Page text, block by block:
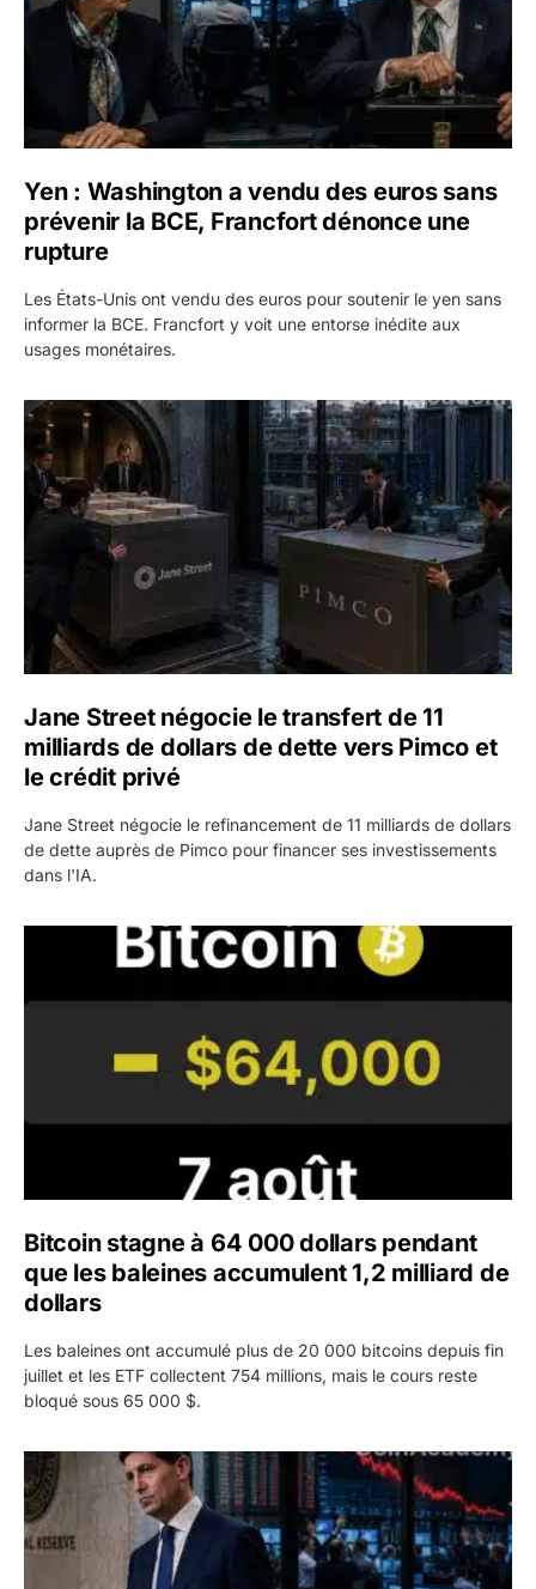
Yen : Washington a vendu des euros sans
prévenir la BCE, Francfort dénonce une
rupture
Les États-Unis ont vendu des euros pour soutenir le yen sans
informer la BCE. Francfort y voit une entorse inédite aux
usages monétaires.
Jane Street négocie le transfert de 11 milliards de
Jane Street négocie le transfert de 11
milliards de dollars de dette vers Pimco et
le crédit privé
Jane Street négocie le refinancement de 11 milliards de dollars
de dette auprès de Pimco pour financer ses investissements
dans l'IA.
Bitcoin stagne à 64 000 dollars pendant que les
Bitcoin stagne à 64 000 dollars pendant
que les baleines accumulent 1,2 milliard de
dollars
Les baleines ont accumulé plus de 20 000 bitcoins depuis fin
juillet et les ETF collectent 754 millions, mais le cours reste
bloqué sous 65 000 $.
Kevin Warsh maintient sa communication minimaliste